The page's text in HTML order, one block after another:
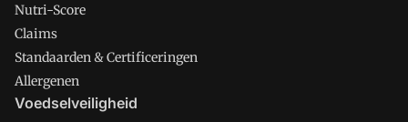
Nutri-Score
Claims
Standaarden & Certificeringen
Allergenen
Voedselveiligheid